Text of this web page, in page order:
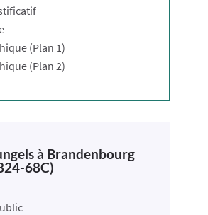
(Plan 1)
(Plan 2)
à Brandenbourg
68C)